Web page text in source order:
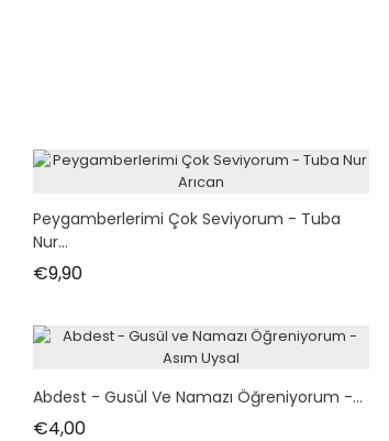
Peygamberlerimi Çok Seviyorum - Tuba
Nur...
€9,90Fiyat
Abdest - Gusül Ve Namazı Öğreniyorum -...
€4,00Fiyat